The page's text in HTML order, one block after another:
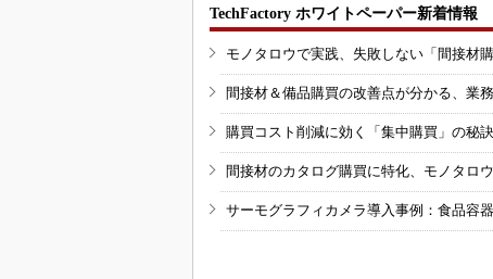
TechFactory ホワイトペーパー新着情報
モノタロウで実践、失敗しない「間接材
間接材＆備品購買の改善点が分かる、業
購買コスト削減に効く「集中購買」の秘
間接材のカタログ購買に特化、モノタロ
サーモグラフィカメラ導入事例：食品容